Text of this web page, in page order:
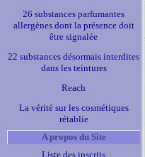
26 substances parfumantes
allergènes dont la présence doit
être signalée
22 substances désormais interdites
dans les teintures
Reach
La vérité sur les cosmétiques
rétablie
A propos du Site
Liste des inscrits